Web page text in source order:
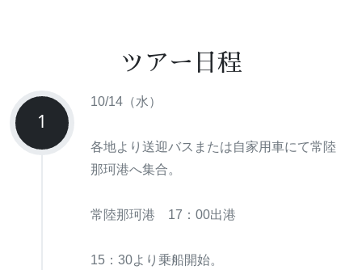
ツアー日程
1
10/14（水）
各地より送迎バスまたは自家用車にて常陸
那珂港へ集合。
常陸那珂港 17：00出港
15：30より乗船開始。